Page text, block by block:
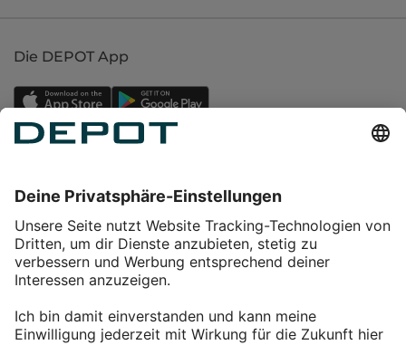
Die DEPOT App
Service
Über DEPOT
Kontakt